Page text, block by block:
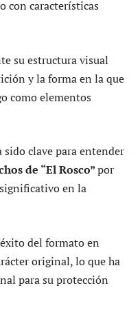
con características
su estructura visual
y la forma en la que
como elementos
clave para entender
de “El Rosco”por
en la
del formato en
original, lo que ha
para su protección